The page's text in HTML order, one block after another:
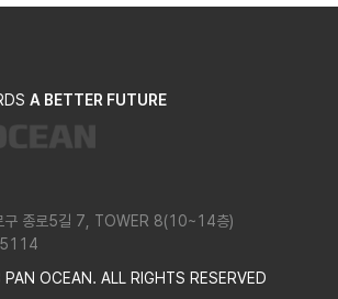
A BETTER FUTURE
구 종로5길 7, TOWER 8(10~14층)
OCEAN. ALL RIGHTS RESERVED